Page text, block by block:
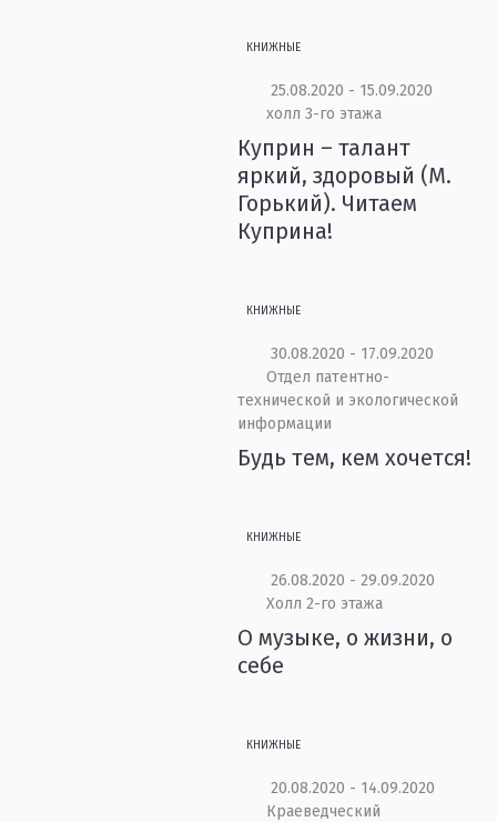
КНИЖНЫЕ
25.08.2020 - 15.09.2020
холл 3-го этажа
Куприн – талант
яркий, здоровый (М.
Горький). Читаем
Куприна!
КНИЖНЫЕ
30.08.2020 - 17.09.2020
Отдел патентно-
технической и экологической
информации
Будь тем, кем хочется!
КНИЖНЫЕ
26.08.2020 - 29.09.2020
Холл 2-го этажа
О музыке, о жизни, о
себе
КНИЖНЫЕ
20.08.2020 - 14.09.2020
Краеведческий